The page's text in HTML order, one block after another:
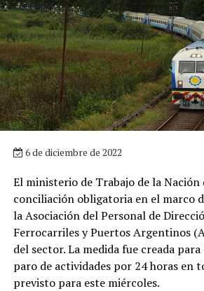
6 de diciembre de 2022
El ministerio de Trabajo de la
conciliación obligatoria en el marco
la Asociación del Personal de
Ferrocarriles y Puertos Argentinos
del sector. La medida fue creada
paro de actividades por 24 horas en
previsto para este miércoles.